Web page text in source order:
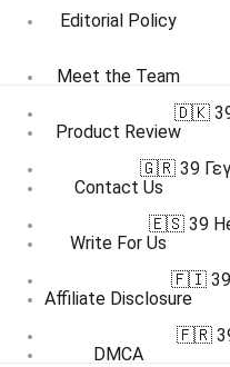
Editorial Policy
Meet the Team
Product Review
Contact Us
Write For Us
Affiliate Disclosure
DMCA
🇩🇰 39
🇬🇷 39
🇪🇸 39
🇫🇮 39
🇫🇷 39